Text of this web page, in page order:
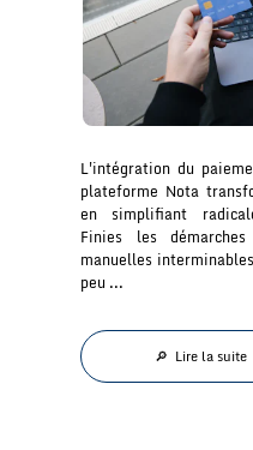
L'intégration du
plateforme Nota
en simplifiant
Finies les
manuelles
peu ...
🔎 Lire la suite